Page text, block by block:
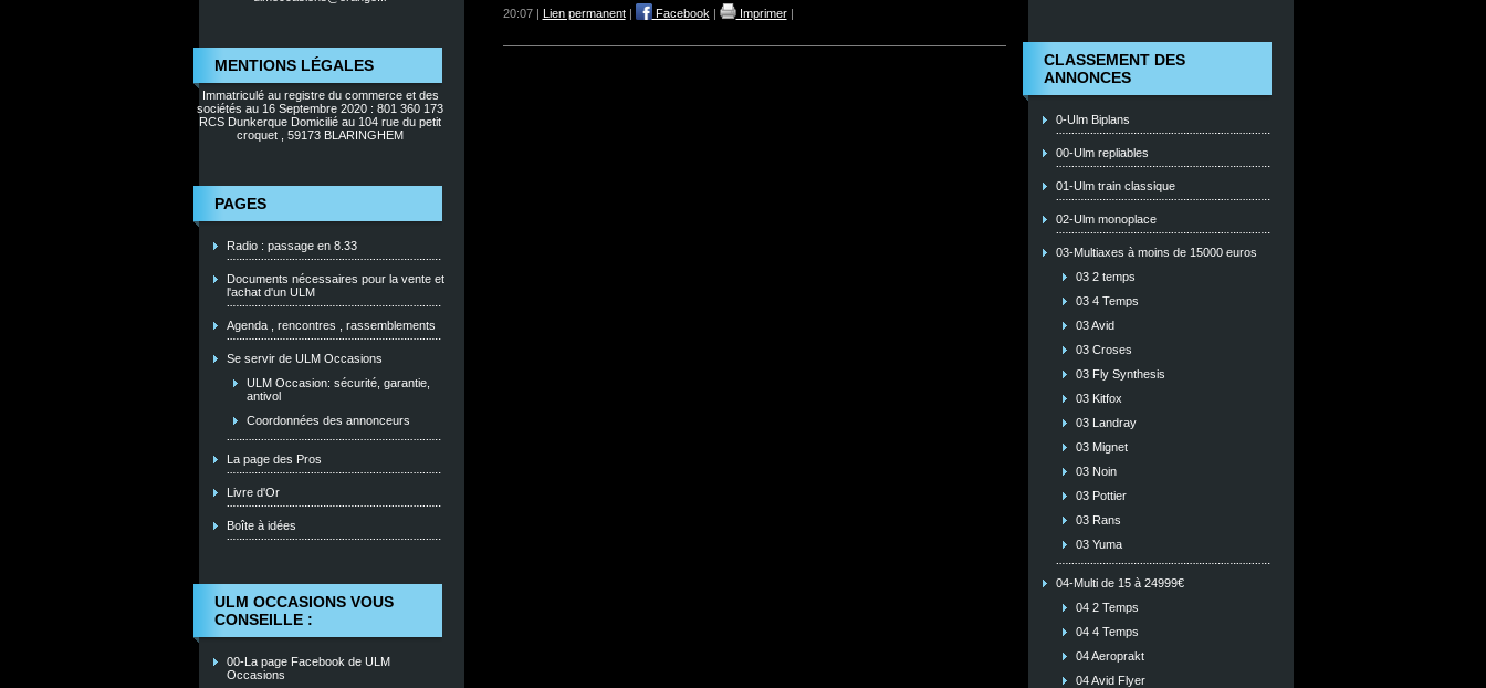
MENTIONS LÉGALES
Immatriculé au registre du commerce et des
sociétés au 16 Septembre 2020 : 801 360 173
RCS Dunkerque Domicilié au 104 rue du petit
croquet , 59173 BLARINGHEM
PAGES
Radio : passage en 8.33
Documents nécessaires pour la vente et
l'achat d'un ULM
Agenda , rencontres , rassemblements
Se servir de ULM Occasions
ULM Occasion: sécurité, garantie,
antivol
Coordonnées des annonceurs
La page des Pros
Livre d'Or
Boîte à idées
ULM OCCASIONS VOUS
CONSEILLE :
00-La page Facebook de ULM
Occasions
CLASSEMENT DES
ANNONCES
0-Ulm Biplans
00-Ulm repliables
01-Ulm train classique
02-Ulm monoplace
03-Multiaxes à moins de 15000 euros
03 2 temps
03 4 Temps
03 Avid
03 Croses
03 Fly Synthesis
03 Kitfox
03 Landray
03 Mignet
03 Noin
03 Pottier
03 Rans
03 Yuma
04-Multi de 15 à 24999€
04 2 Temps
04 4 Temps
04 Aeroprakt
04 Avid Flyer
20:07 | Lien permanent| Facebook Imprimer|